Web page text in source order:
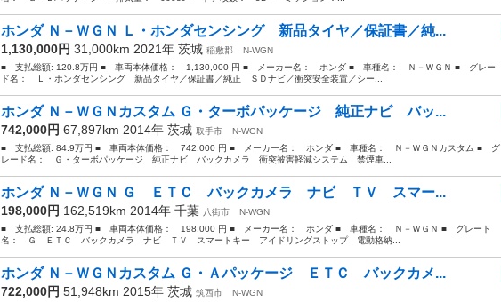
ホンダ Ｎ－ＷＧＮ Ｌ・ホンダセンシング 新品タイヤ／保証書／純...
1,130,000円 31,000km 2021年 茨城 稲敷郡
N-WGN
■ 支払総額: 120.8万円 ■ 車両本体価格： 1,130,000 円 ■ メーカー名： ホンダ ■ 車種名： Ｎ－ＷＧＮ ■ グレー
ド名： Ｌ・ホンダセンシング 新品タイヤ／保証書／純正 ＳＤナビ／衝突安全装置／シー...
ホンダ Ｎ－ＷＧＮカスタム Ｇ・ターボパッケージ 純正ナビ バッ...
742,000円 67,897km 2014年 茨城 取手市
N-WGN
■ 支払総額: 84.9万円 ■ 車両本体価格： 742,000 円 ■ メーカー名： ホンダ ■ 車種名： Ｎ－ＷＧＮカスタム ■ グ
レード名： Ｇ・ターボパッケージ 純正ナビ バックカメラ 衝突被害軽減システム 禁煙車...
ホンダ Ｎ－ＷＧＮ Ｇ ＥＴＣ バックカメラ ナビ ＴＶ スマー...
198,000円 162,519km 2014年 千葉 八街市
N-WGN
■ 支払総額: 24.8万円 ■ 車両本体価格： 198,000 円 ■ メーカー名： ホンダ ■ 車種名： Ｎ－ＷＧＮ ■ グレード
名： Ｇ ＥＴＣ バックカメラ ナビ ＴＶ スマートキー アイドリングストップ 電動格納...
ホンダ Ｎ－ＷＧＮカスタム Ｇ・Ａパッケージ ＥＴＣ バックカメ...
722,000円 51,948km 2015年 茨城 筑西市
N-WGN